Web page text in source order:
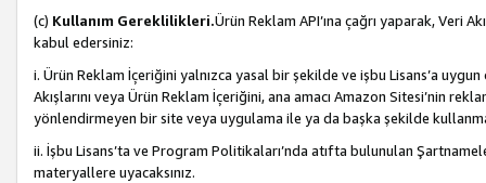
(c) Kullanım Gereklilikleri.Ürün Reklam API’ına çağrı yaparak, Veri
kabul edersiniz:
i. Ürün Reklam İçeriğini yalnızca yasal bir şekilde ve işbu Lisans’a uygun
Akışlarını veya Ürün Reklam İçeriğini, ana amacı Amazon Sitesi’nin
yönlendirmeyen bir site veya uygulama ile ya da başka şekilde
ii. İşbu Lisans’ta ve Program Politikaları’nda atıfta bulunulan
materyallere uyacaksınız.